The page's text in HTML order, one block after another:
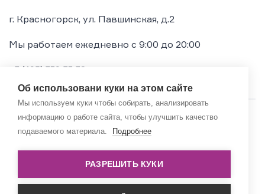
г. Красногорск, ул. Павшинская, д.2
Мы работаем ежедневно с 9:00 до 20:00
+7 (495) 739-73-72
© 2019–2026 Gormedbeauty
Об использовани куки на этом сайте
Мы используем куки чтобы собирать, анализировать
информацию о работе сайта, чтобы улучшить качество
подаваемого материала.
Подробнее
РАЗРЕШИТЬ КУКИ